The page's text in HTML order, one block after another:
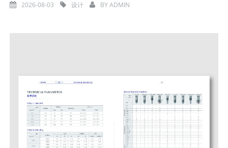
2026-08-03 设计 BYADMIN